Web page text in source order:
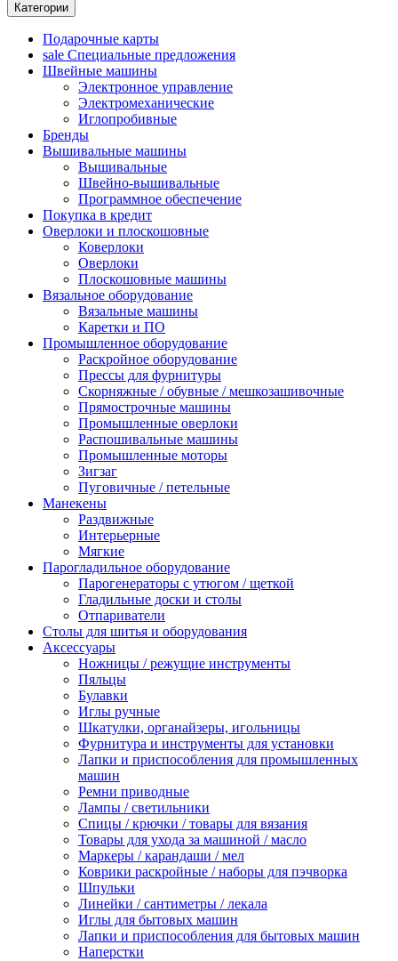
Категории
Подарочные карты
sale Специальные предложения
Швейные машины
Электронное управление
Электромеханические
Иглопробивные
Бренды
Вышивальные машины
Вышивальные
Швейно-вышивальные
Программное обеспечение
Покупка в кредит
Оверлоки и плоскошовные
Коверлоки
Оверлоки
Плоскошовные машины
Вязальное оборудование
Вязальные машины
Каретки и ПО
Промышленное оборудование
Раскройное оборудование
Прессы для фурнитуры
Скорняжные / обувные / мешкозашивочные
Прямострочные машины
Промышленные оверлоки
Распошивальные машины
Промышленные моторы
Зигзаг
Пуговичные / петельные
Манекены
Раздвижные
Интерьерные
Мягкие
Парогладильное оборудование
Парогенераторы с утюгом / щеткой
Гладильные доски и столы
Отпариватели
Столы для шитья и оборудования
Аксессуары
Ножницы / режущие инструменты
Пяльцы
Булавки
Иглы ручные
Шкатулки, органайзеры, игольницы
Фурнитура и инструменты для установки
Лапки и приспособления для промышленных
машин
Ремни приводные
Лампы / светильники
Спицы / крючки / товары для вязания
Товары для ухода за машиной / масло
Маркеры / карандаши / мел
Коврики раскройные / наборы для пэчворка
Шпульки
Линейки / сантиметры / лекала
Иглы для бытовых машин
Лапки и приспособления для бытовых машин
Наперстки